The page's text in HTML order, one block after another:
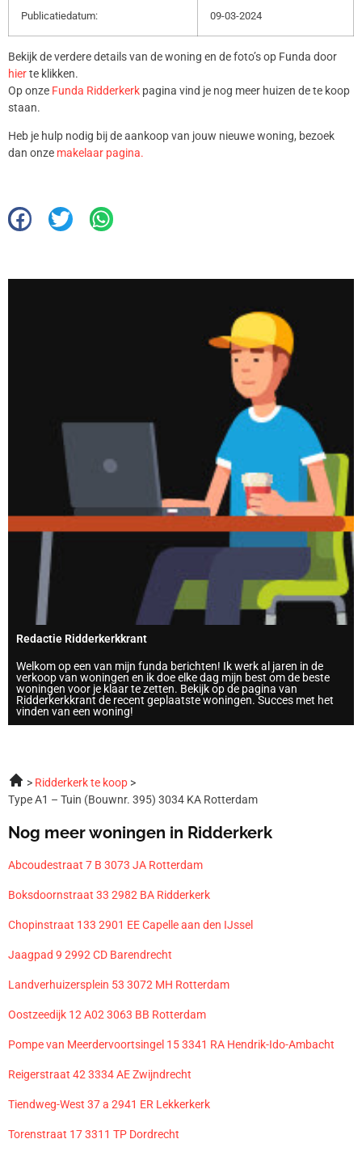
Publicatiedatum: 09-03-2024
Bekijk de verdere details van de woning en de foto’s op Funda door
hierte klikken.
Op onze Funda Ridderkerk pagina vind je nog meer huizen de te koop
staan.
Heb je hulp nodig bij de aankoop van jouw nieuwe woning, bezoek
dan onze makelaar pagina.
Redactie Ridderkerkkrant
Welkom op een van mijn funda berichten! Ik werk al jaren in de
verkoop van woningen en ik doe elke dag mijn best om de beste
woningen voor je klaar te zetten. Bekijk op de pagina van
Ridderkerkkrant de recent geplaatste woningen. Succes met het
vinden van een woning!
Ridderkerk te koop
Type A1 – Tuin (Bouwnr. 395) 3034 KA Rotterdam
Nog meer woningen in Ridderkerk
Abcoudestraat 7 B 3073 JA Rotterdam
Boksdoornstraat 33 2982 BA Ridderkerk
Chopinstraat 133 2901 EE Capelle aan den IJssel
Jaagpad 9 2992 CD Barendrecht
Landverhuizersplein 53 3072 MH Rotterdam
Oostzeedijk 12 A02 3063 BB Rotterdam
Pompe van Meerdervoortsingel 15 3341 RA Hendrik-Ido-Ambacht
Reigerstraat 42 3334 AE Zwijndrecht
Tiendweg-West 37 a 2941 ER Lekkerkerk
Torenstraat 17 3311 TP Dordrecht